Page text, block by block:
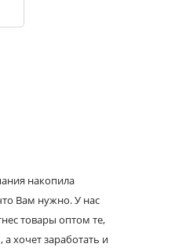
накопила
Вам нужно. У нас
товары оптом те,
а хочет заработать и